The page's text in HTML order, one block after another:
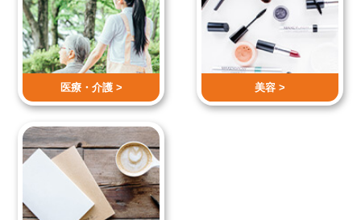
医療・介護 > 美容 >